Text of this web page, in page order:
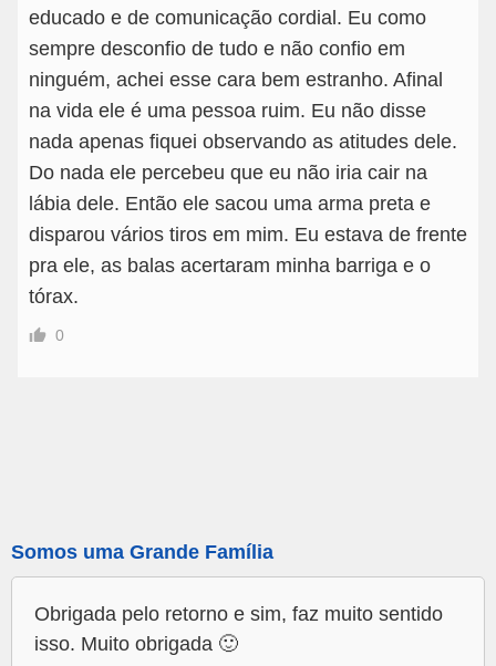
educado e de comunicação cordial. Eu como
sempre desconfio de tudo e não confio em
ninguém, achei esse cara bem estranho. Afinal
na vida ele é uma pessoa ruim. Eu não disse
nada apenas fiquei observando as atitudes dele.
Do nada ele percebeu que eu não iria cair na
lábia dele. Então ele sacou uma arma preta e
disparou vários tiros em mim. Eu estava de frente
pra ele, as balas acertaram minha barriga e o
tórax.
0
Somos uma Grande Família
Obrigada pelo retorno e sim, faz muito sentido
isso. Muito obrigada 🙂